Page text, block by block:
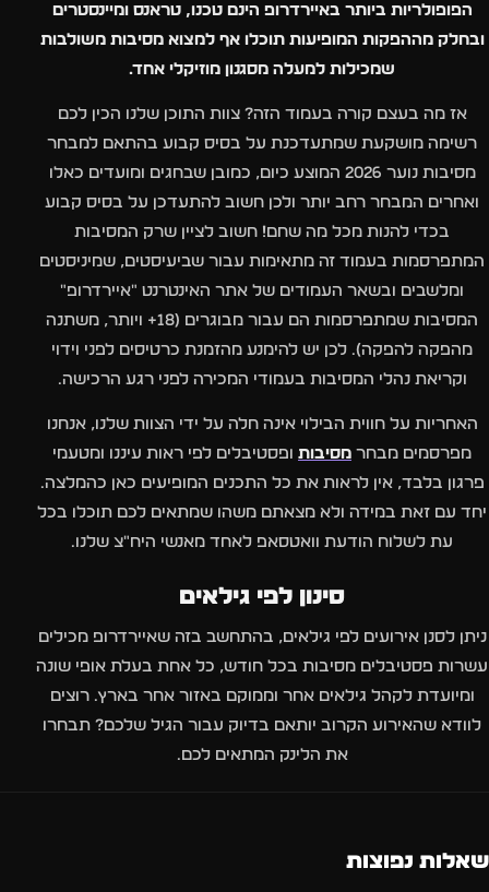
הפופולריות ביותר באיירדרופ הינם טכנו, טראנס ומיינסטרים
ובחלק מההפקות המופיעות תוכלו אף למצוא מסיבות משולבות
שמכילות למעלה מסגנון מוזיקלי אחד.
אז מה בעצם קורה בעמוד הזה? צוות התוכן שלנו הכין לכם
רשימה מושקעת שמתעדכנת על בסיס קבוע בהתאם למבחר
מסיבות נוער 2026 המוצע כיום, כמובן שבחגים ומועדים כאלו
ואחרים המבחר רחב יותר ולכן חשוב להתעדכן על בסיס קבוע
בכדי להנות מכל מה שחם! חשוב לציין שרק המסיבות
המתפרסמות בעמוד זה מתאימות עבור שביעיסטים, שמיניסטים
ומלשבים ובשאר העמודים של אתר האינטרנט "איירדרופ"
המסיבות שמתפרסמות הם עבור מבוגרים (18+ ויותר, משתנה
מהפקה להפקה). לכן יש להימנע מהזמנת כרטיסים לפני וידוי
וקריאת נהלי המסיבות בעמודי המכירה לפני רגע הרכישה.
האחריות על חווית הבילוי אינה חלה על ידי הצוות שלנו, אנחנו
מפרסמים מבחר מסיבות ופסטיבלים לפי ראות עיננו ומטעמי
פרגון בלבד, אין לראות את כל התכנים המופיעים כאן כהמלצה.
יחד עם זאת במידה ולא מצאתם משהו שמתאים לכם תוכלו בכל
עת לשלוח הודעת וואטסאפ לאחד מאנשי היח"צ שלנו.
סינון לפי גילאים
ניתן לסנן אירועים לפי גילאים, בהתחשב בזה שאיירדרופ מכילים
עשרות פסטיבלים מסיבות בכל חודש, כל אחת בעלת אופי שונה
ומיועדת לקהל גילאים אחר וממוקם באזור אחר בארץ. רוצים
לוודא שהאירוע הקרוב יותאם בדיוק עבור הגיל שלכם? תבחרו
את הלינק המתאים לכם.
שאלות נפוצות